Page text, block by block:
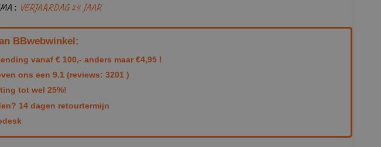
: VERJAARDAG 24 JAAR
BBwebwinkel:
vanaf € 100,- anders maar €4,95 !
ons een 9.1 (reviews: 3201 )
tot wel 25%!
14 dagen retourtermijn